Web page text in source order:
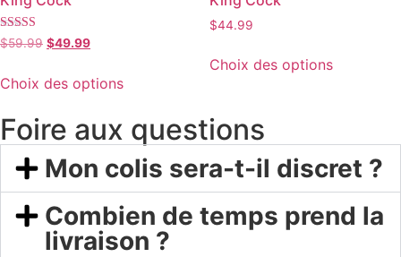
Note
4.00
$59.99 $49.99
Choix des options
$44.99
Choix des options
Foire aux questions
Mon colis sera-t-il discret ?
Combien de temps prend la
livraison ?